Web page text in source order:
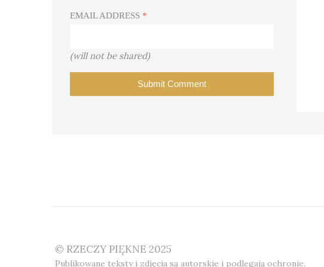
EMAIL ADDRESS *
(will not be shared)
© RZECZY PIĘKNE 2025
Publikowane teksty i zdjęcia są autorskie i podlegają ochronie.